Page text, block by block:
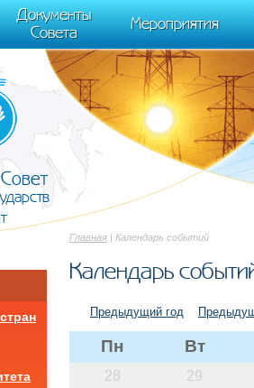
=== r) { return; }}
"init", { clickmap:true, trackLinks:true,
Документы
Совета
Мероприятия
Главная | Календарь событий
Календарь
Предыдущий год
Пн Вт
28 29